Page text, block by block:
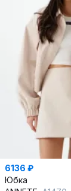
6136 ₽
Юбка